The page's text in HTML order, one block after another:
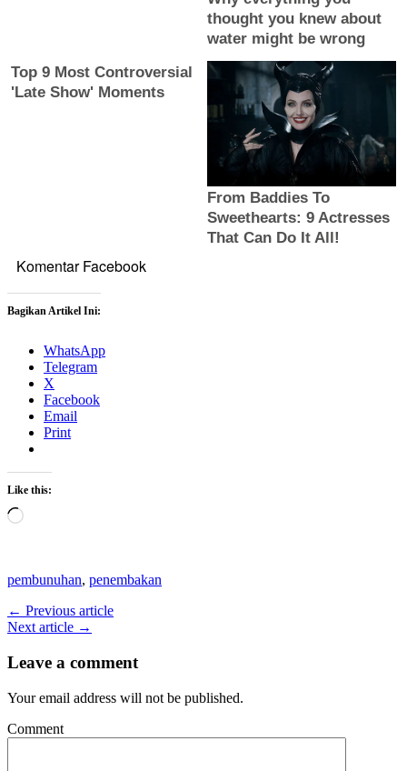
Komentar Facebook
Bagikan Artikel Ini:
WhatsApp
Telegram
X
Facebook
Email
Print
Like this:
Loading…
pembunuhan, penembakan
← Previous article
Next article →
Leave a comment
Your email address will not be published.
Comment